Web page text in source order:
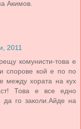
Акимов.
2011
комунисти-това е
спорове кой е по по
между хората на кух
Това е все едно
да го заколи.Айде на